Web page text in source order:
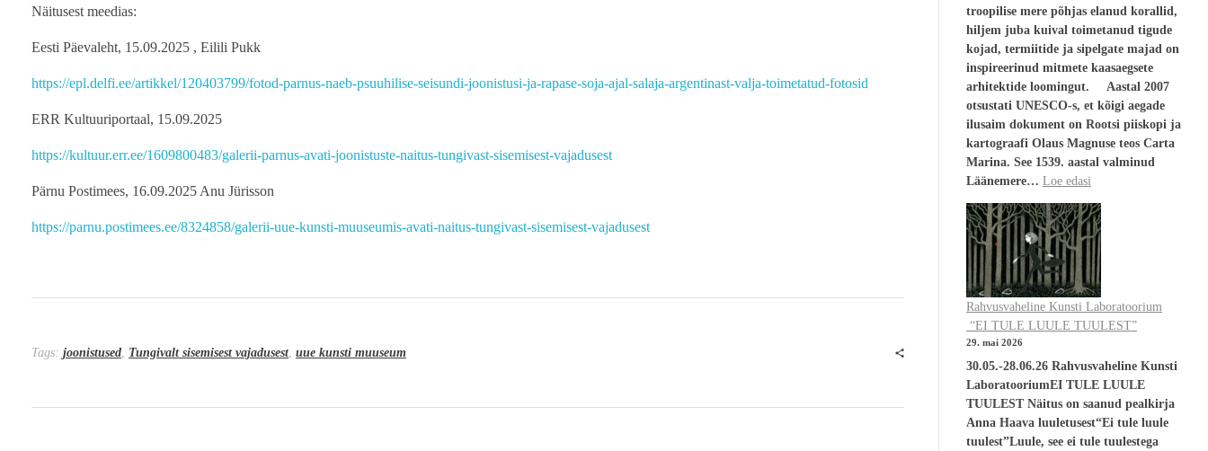
Näitusest meedias:
Eesti Päevaleht, 15.09.2025 , Eilili Pukk
https://epl.delfi.ee/artikkel/120403799/fotod-parnus-naeb-psuuhilise-seisundi-joonistusi-ja-rapase-soja-ajal-salaja-argentinast-valja-toimetatud-fotosid
ERR Kultuuriportaal, 15.09.2025
https://kultuur.err.ee/1609800483/galerii-parnus-avati-joonistuste-naitus-tungivast-sisemisest-vajadusest
Pärnu Postimees, 16.09.2025 Anu Jürisson
https://parnu.postimees.ee/8324858/galerii-uue-kunsti-muuseumis-avati-naitus-tungivast-sisemisest-vajadusest
Tags: joonistused, Tungivalt sisemisest vajadusest, uue kunsti muuseum
troopilise mere põhjas elanud korallid,
hiljem juba kuival toimetanud tigude
kojad, termiitide ja sipelgate majad on
inspireerinud mitmete kaasaegsete
arhitektide loomingut. Aastal 2007
otsustati UNESCO-s, et kõigi aegade
ilusaim dokument on Rootsi piiskopi ja
kartograafi Olaus Magnuse teos Carta
Marina. See 1539. aastal valminud
Läänemere… Loe edasi
Rahvusvaheline Kunsti Laboratoorium
“EI TULE LUULE TUULEST”
29. mai 2026
30.05.-28.06.26 Rahvusvaheline Kunsti
LaboratooriumEI TULE LUULE
TUULEST Näitus on saanud pealkirja
Anna Haava luuletusest“Ei tule luule
tuulest”Luule, see ei tule tuulestega